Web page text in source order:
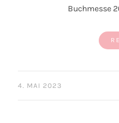
Buchmesse
4. MAI 2023